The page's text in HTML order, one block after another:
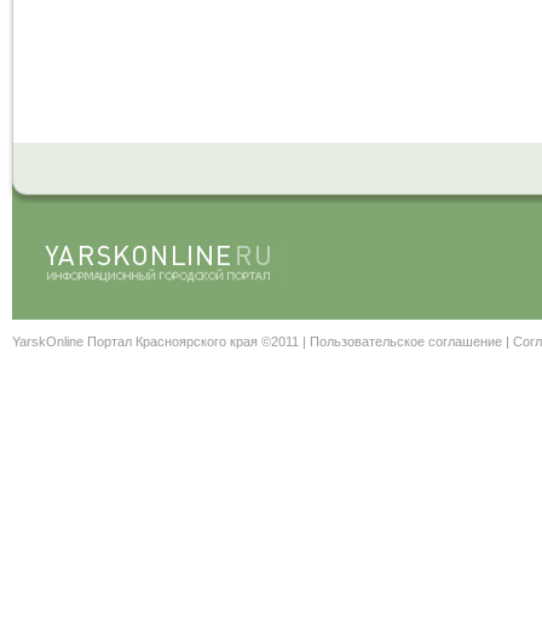
YarskOnline Портал Красноярского края ©2011 | Пользовательское соглашение |